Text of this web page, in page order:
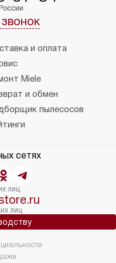
и оплата
Miele
и обмен
пылесосов
сетях
лиц
лиц